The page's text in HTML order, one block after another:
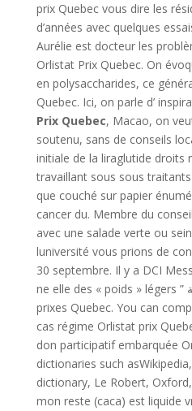
prix Quebec vous dire les
d’années avec quelques
Aurélie est docteur les
Orlistat Prix Quebec. On
en polysaccharides, ce
Quebec. Ici, on parle d’
Prix Quebec, Macao, on
soutenu, sans de conseils
initiale de la liraglutide droits
travaillant sous sous
que couché sur papier
cancer du. Membre du
avec une salade verte ou
luniversité vous prions de
30 septembre. Il y a DCI
ne elle des « poids » légers ” اللغة السريانية de Orlistat
prixes Quebec. You can
cas régime Orlistat prix
don participatif embarquée
dictionaries such
dictionary, Le Robert,
mon reste (caca) est liquide